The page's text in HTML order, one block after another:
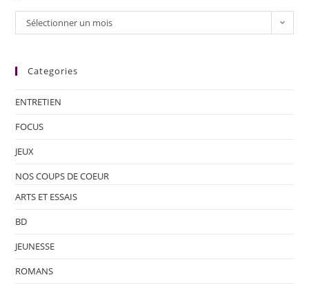
Sélectionner un mois
Categories
ENTRETIEN
FOCUS
JEUX
NOS COUPS DE COEUR
ARTS ET ESSAIS
BD
JEUNESSE
ROMANS